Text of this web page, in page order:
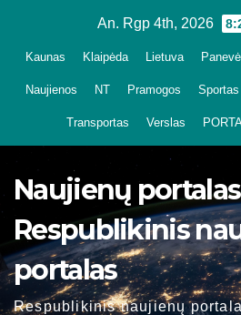
An. Rgp 4th, 2026
Kaunas Klaipėda Lietuva
Naujienos NT Pramogos Sportas
Transportas Verslas
Naujienų portalas
Respublikinis
portalas
Respublikinis naujienų